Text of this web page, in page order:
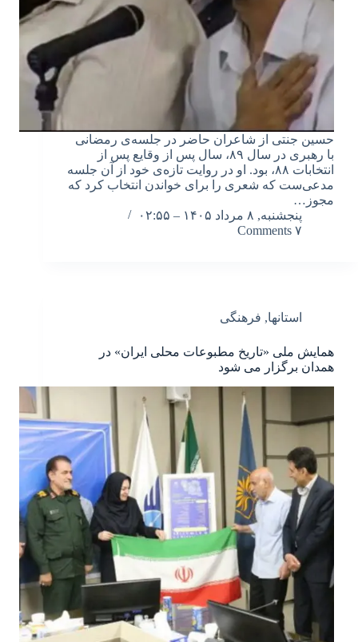
حسین جنتی از شاعران حاضر در جلسه‌ی رمضانی
با رهبری در سال ۸۹، سال پس از وقایع پس از
انتخابات ۸۸، بود. او در روایت تازه‌ی خود از آن جلسه
مدعی‌ست که شعری را برای خواندن انتخاب کرد که
مجوز…
پنجشنبه, ۸ مرداد ۱۴۰۵ – ۰۲:۵۵
۷ Comments
استانها, فرهنگی
همایش ملی «تاریخ مطبوعات محلی ایران» در
همدان برگزار می شود